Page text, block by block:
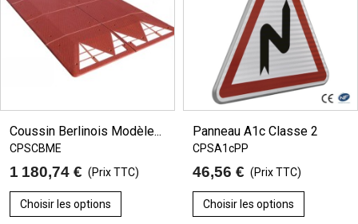
Coussin Berlinois Modèle...
CPSCBME
1 180,74 € (Prix TTC)
Choisir les options
Panneau A1c Classe 2
CPSA1cPP
46,56 € (Prix TTC)
Choisir les options